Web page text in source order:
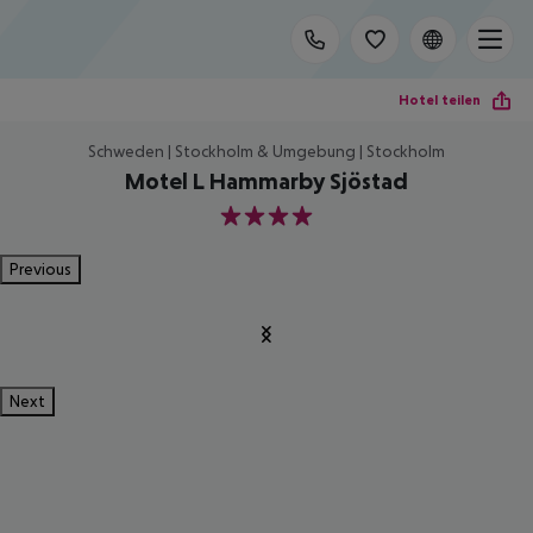
Hotel teilen
Schweden | Stockholm & Umgebung | Stockholm
Motel L Hammarby Sjöstad
4
Previous
Next